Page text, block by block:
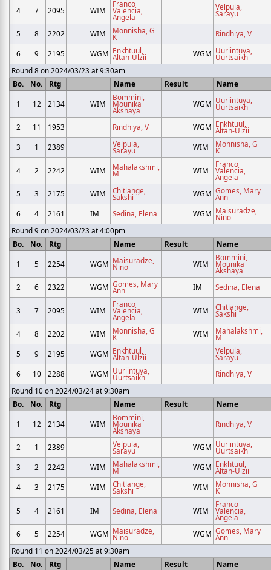
4 7 2095 WIM
Franco
Valencia,
Angela
Velpula,
Sarayu
5 8 2202 WIM Monnisha, G
K Rindhiya, V
6 9 2195 WGM Enkhtuul,
Altan-Ulzii WGM Uuriintuya,
Uurtsaikh
Round 8 on 2024/03/23 at 9:30am
Bo.
No. Rtg Name Result Name
1 12 2134 WIM
Bommini,
Mounika
Akshaya
WGM Uuriintuya,
Uurtsaikh
2 11 1953 Rindhiya, V WGM Enkhtuul,
Altan-Ulzii
3
1 2389 Velpula,
Sarayu WIM Monnisha, G
K
4 2 2242 WIM Mahalakshmi,
M WIM
Franco
Valencia,
Angela
5
3 2175 WIM Chitlange,
Sakshi WGM Gomes, Mary
Ann
6
4 2161 IM Sedina, Elena WGM Maisuradze,
Nino
Round 9 on 2024/03/23 at 4:00pm
Bo.
No. Rtg Name Result Name
1 5 2254 WGM Maisuradze,
Nino WIM
Bommini,
Mounika
Akshaya
2
6 2322 WGM Gomes, Mary
Ann IM Sedina, Elena
3 7 2095 WIM
Franco
Valencia,
Angela
WIM Chitlange,
Sakshi
4 8 2202 WIM Monnisha, G
K WIM Mahalakshmi,
M
5
9 2195 WGM Enkhtuul,
Altan-Ulzii
Velpula,
Sarayu
6
10 2288 WGM Uuriintuya,
Uurtsaikh
Rindhiya, V
Round 10 on 2024/03/24 at 9:30am
Bo.
No. Rtg Name Result Name
1 12 2134 WIM
Bommini,
Mounika
Akshaya
Rindhiya, V
2 1 2389 Velpula,
Sarayu WGM Uuriintuya,
Uurtsaikh
3
2 2242 WIM Mahalakshmi,
M WGM Enkhtuul,
Altan-Ulzii
4
3 2175 WIM Chitlange,
Sakshi WIM Monnisha, G
K
5 4 2161 IM Sedina, Elena WIM
Franco
Valencia,
Angela
6
5 2254 WGM Maisuradze,
Nino WGM Gomes, Mary
Ann
Round 11 on 2024/03/25 at 9:30am
Bo.
No. Rtg Name Result Name